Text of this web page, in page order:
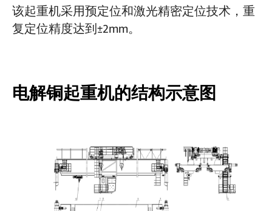
该起重机采用预定位和激光精密定位技术，重
复定位精度达到±2mm。
电解铜起重机的结构示意图